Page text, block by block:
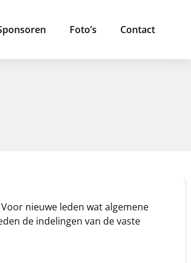
Foto’s Contact
nieuwe leden wat algemene
de indelingen van de vaste